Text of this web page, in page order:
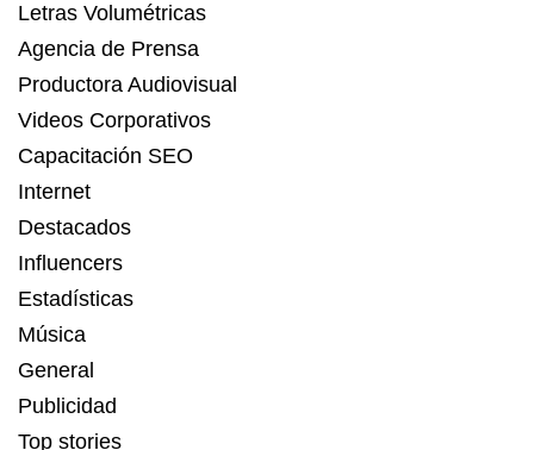
Letras Volumétricas
Agencia de Prensa
Productora Audiovisual
Videos Corporativos
Capacitación SEO
Internet
Destacados
Influencers
Estadísticas
Música
General
Publicidad
Top stories